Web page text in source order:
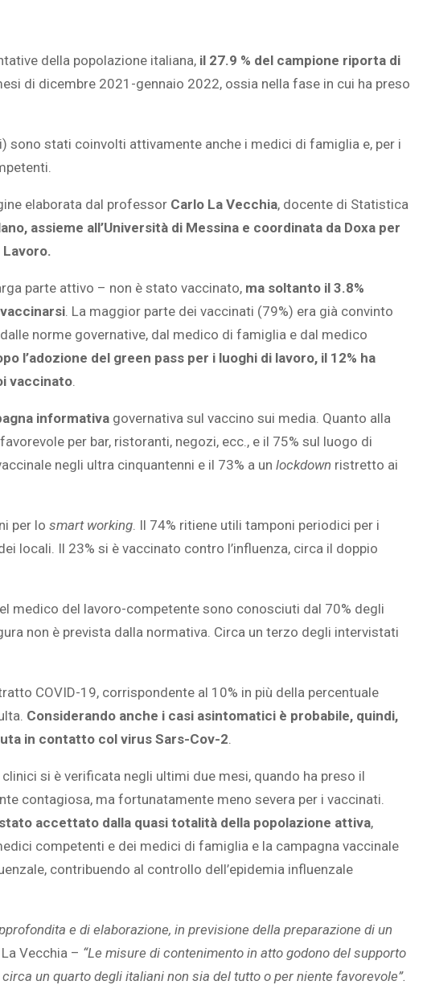
della popolazione italiana, il 27.9 % del campione riporta di
di dicembre 2021-gennaio 2022, ossia nella fase in cui ha preso
sono stati coinvolti attivamente anche i medici di famiglia e, per i
elaborata dal professor Carlo La Vecchia, docente di Statistica
assieme all’Università di Messina e coordinata da Doxa per
parte attivo – non è stato vaccinato, ma soltanto il 3.8%
. La maggior parte dei vaccinati (79%) era già convinto
norme governative, dal medico di famiglia e dal medico
l’adozione del green pass per i luoghi di lavoro, il 12% ha
vaccinato.
informativa governativa sul vaccino sui media. Quanto alla
per bar, ristoranti, negozi, ecc., e il 75% sul luogo di
negli ultra cinquantenni e il 73% a un lockdown ristretto ai
per lo smart working. Il 74% ritiene utili tamponi periodici per i
locali. Il 23% si è vaccinato contro l’influenza, circa il doppio
medico del lavoro-competente sono conosciuti dal 70% degli
non è prevista dalla normativa. Circa un terzo degli intervistati
COVID-19, corrispondente al 10% in più della percentuale
Considerando anche i casi asintomatici è probabile, quindi,
in contatto col virus Sars-Cov-2.
si è verificata negli ultimi due mesi, quando ha preso il
contagiosa, ma fortunatamente meno severa per i vaccinati.
accettato dalla quasi totalità della popolazione attiva,
competenti e dei medici di famiglia e la campagna vaccinale
contribuendo al controllo dell’epidemia influenzale
e di elaborazione, in previsione della preparazione di un
Vecchia – “Le misure di contenimento in atto godono del supporto
un quarto degli italiani non sia del tutto o per niente favorevole”.
CEREBRALE
LE MELODIE CHE LE
IMMAGINANO
SOVRAPPESO E OBESITÀ
INFANTILE ASSOCIATI AD
ASSENZA DI FIGLI IN ETÀ
ADULTA